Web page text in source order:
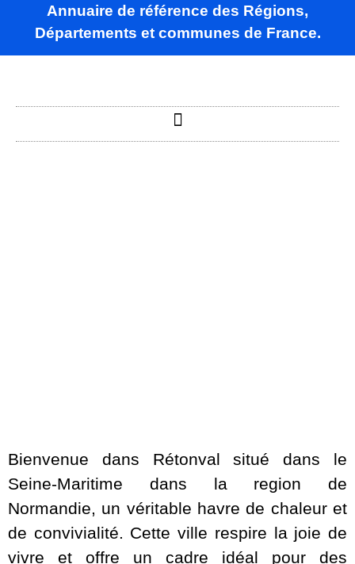
Annuaire de référence des Régions,
Départements et communes de France.
Bienvenue dans Rétonval situé dans le
Seine-Maritime dans la region de
Normandie, un véritable havre de chaleur et
de convivialité. Cette ville respire la joie de
vivre et offre un cadre idéal pour des